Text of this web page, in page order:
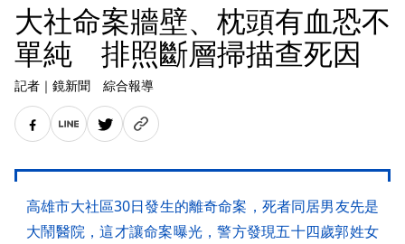
大社命案牆壁、枕頭有血恐不
單純 排照斷層掃描查死因
記者 ｜ 鏡新聞 綜合報導
高雄市大社區30日發生的離奇命案，死者同居男友先是
大鬧醫院，這才讓命案曝光，警方發現五十四歲郭姓女